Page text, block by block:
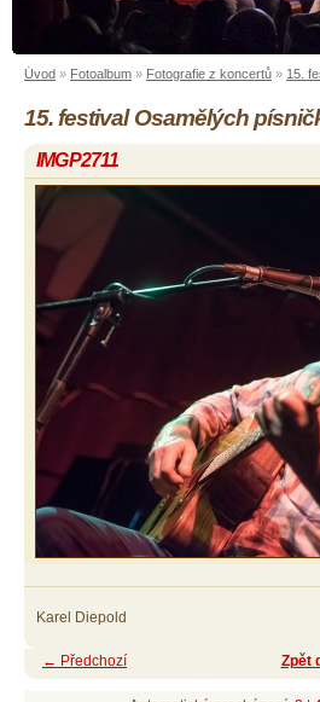
Úvod » Fotoalbum » Fotografie z koncertů » 15.
15. festival Osamělých
IMGP2711
Karel Diepold
← Předchozí Zpět